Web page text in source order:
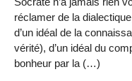
réclamer de la
d’un idéal de la
vérité), d’un idéal du
bonheur par la (…)